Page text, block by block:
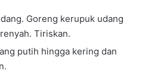
Goreng kerupuk udang
Tiriskan.
putih hingga kering dan